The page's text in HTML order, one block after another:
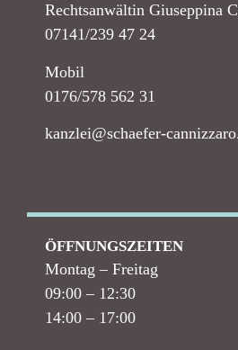
Rechtsanwältin Giuseppina
07141/239 47 24
Mobil
0176/578 562 31
kanzlei@schaefer-
ÖFFNUNGSZEITEN
Montag – Freitag
09:00 – 12:30
14:00 – 17:00